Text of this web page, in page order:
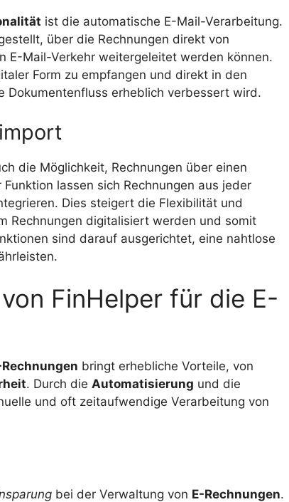
ist die automatische E-Mail-Verarbeitung.
über die Rechnungen direkt von
E-Mail-Verkehr weitergeleitet werden können.
Form zu empfangen und direkt in den
Dokumentenfluss erheblich verbessert wird.
die Möglichkeit, Rechnungen über einen
lassen sich Rechnungen aus jeder
Dies steigert die Flexibilität und
Rechnungen digitalisiert werden und somit
sind darauf ausgerichtet, eine nahtlose
FinHelper für die E-
Rechnungen bringt erhebliche Vorteile, von
. Durch die Automatisierung und die
und oft zeitaufwendige Verarbeitung von
bei der Verwaltung von E-Rechnungen.